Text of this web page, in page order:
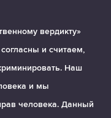
вердикту»
и считаем,
Наш
и мы
человека. Данный